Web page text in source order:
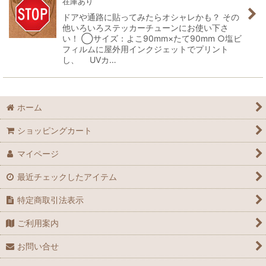
ドアや通路に貼ってみたらオシャレかも？ その
他いろいろステッカーチューンにお使い下さ
い！ ◯サイズ：よこ90mm×たて90mm ○塩ビ
フィルムに屋外用インクジェットでプリント
し、 UVカ…
ホーム
ショッピングカート
マイページ
最近チェックしたアイテム
特定商取引法表示
ご利用案内
お問い合せ